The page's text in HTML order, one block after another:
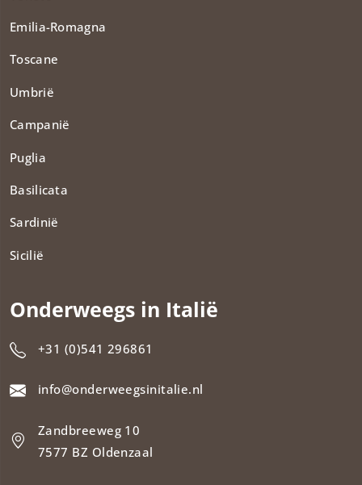
Emilia-Romagna
Toscane
Umbrië
Campanië
Puglia
Basilicata
Sardinië
Sicilië
Onderweegs in Italië
+31 (0)541 296861
info@onderweegsinitalie.nl
Zandbreeweg 10
7577 BZ Oldenzaal